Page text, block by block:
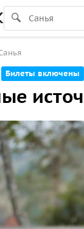
Билеты включены